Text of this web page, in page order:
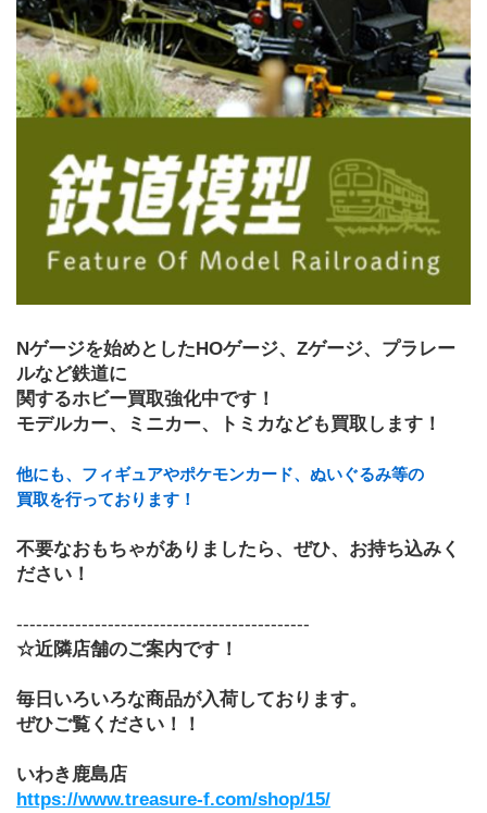
Nゲージを始めとしたHOゲージ、Zゲージ、プラレー
ルなど鉄道に
関するホビー買取強化中です！
モデルカー、ミニカー、トミカなども買取します！
他にも、フィギュアやポケモンカード、ぬいぐるみ等の
買取を行っております！
不要なおもちゃがありましたら、ぜひ、お持ち込みく
ださい！
---------------------------------------------
☆近隣店舗のご案内です！
毎日いろいろな商品が入荷しております。
ぜひご覧ください！！
いわき鹿島店
https://www.treasure-f.com/shop/15/